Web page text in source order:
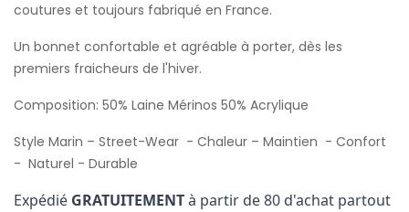
coutures et toujours fabriqué en France.
Un bonnet confortable et agréable à porter, dès les
premiers fraicheurs de l'hiver.
Composition: 50% Laine Mérinos 50% Acrylique
Style Marin – Street-Wear - Chaleur – Maintien - Confort
- Naturel - Durable
Expédié GRATUITEMENTà partir de 80 d'achat partout